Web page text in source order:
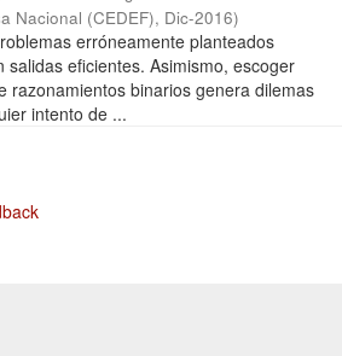
Nacional (CEDEF), Dic-2016)
erróneamente planteados
salidas eficientes. Asimismo, escoger
razonamientos binarios genera dilemas
intento de ...